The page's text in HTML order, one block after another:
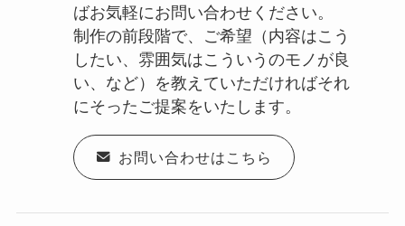
ばお気軽にお問い合わせください。
制作の前段階で、ご希望（内容はこう
したい、雰囲気はこういうのモノが良
い、など）を教えていただければそれ
にそったご提案をいたします。
お問い合わせはこちら